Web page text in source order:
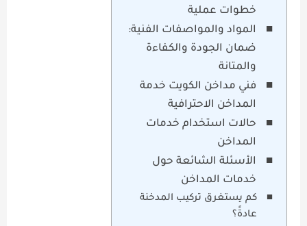
خطوات عملية
المواد والمواصفات الفنية:
ضمان الجودة والكفاءة
والمتانة
فني مداخن الكويت خدمة
المداخن الاحترافية
حالات استخدام خدمات
المداخن
الأسئلة الشائعة حول
خدمات المداخن
كم يستغرق تركيب المدخنة
عادةً؟